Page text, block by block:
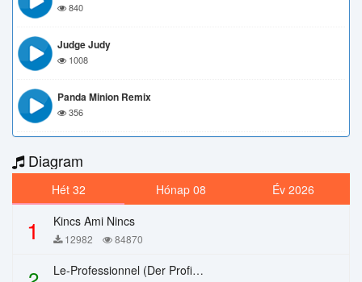
840
Judge Judy
1008
Panda Minion Remix
356
Diagram
Hét 32 Hónap 08 Év 2026
1 Kincs Ami Nincs
12982 84870
Le-Professionnel (Der Profi) – Chi Mai